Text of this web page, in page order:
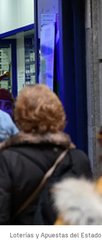
Loterías y Apuestas del Estado